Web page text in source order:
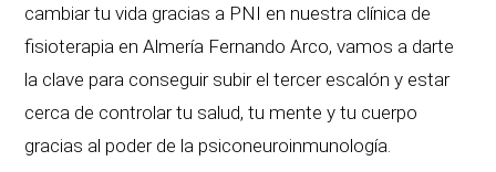
cambiar tu vida gracias a PNI en nuestra clínica de
fisioterapia en Almería Fernando Arco, vamos a darte
la clave para conseguir subir el tercer escalón y estar
cerca de controlar tu salud, tu mente y tu cuerpo
gracias al poder de la psiconeuroinmunología.